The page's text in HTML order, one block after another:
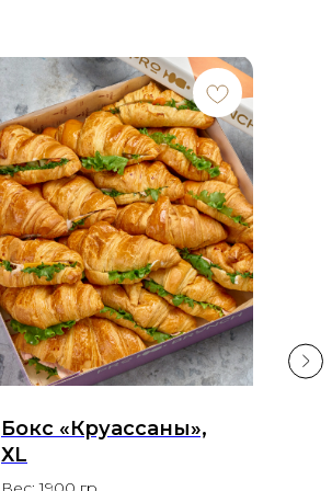
Бокс «Круассаны»,
ХL